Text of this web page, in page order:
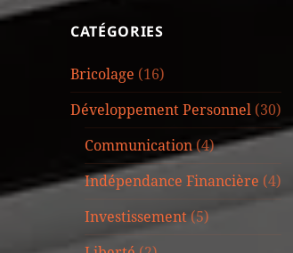
CATÉGORIES
Bricolage (16)
Développement Personnel (30)
Communication(4)
Indépendance Financière (4)
Investissement (5)